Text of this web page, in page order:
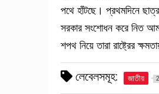
পথে হাঁটছে। প্রথমদিনে
সরকার সংশোধন করে নিত
শপথ নিয়ে তারা রাষ্ট্রের
লেবেলসমূহ: জাতীয়